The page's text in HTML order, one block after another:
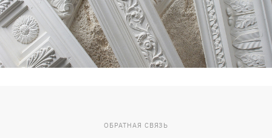
ОБРАТНАЯ СВЯЗЬ